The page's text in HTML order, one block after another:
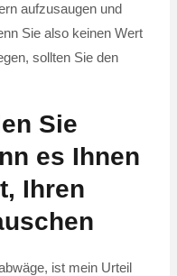
aufzusaugen und
Sie also keinen Wert
sollten Sie den
Sie
es Ihnen
Ihren
ist mein Urteil